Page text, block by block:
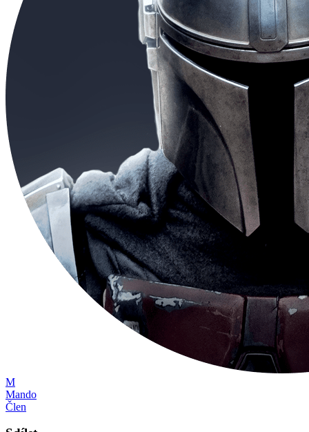
M
Mando
Člen